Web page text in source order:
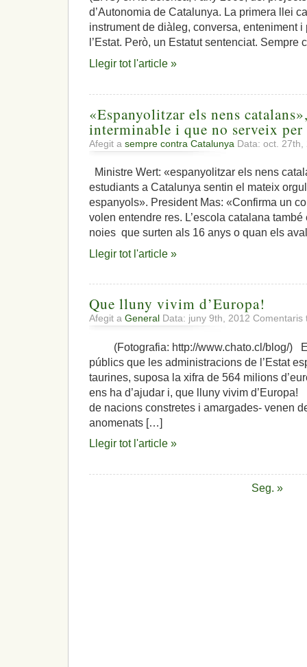
que
Mas
‘no’
ser
raciocini
i
d’Autonomia de Catalunya. La primera llei
instrument de diàleg, conversa, enteniment
l’Estat. Però, un Estatut sentenciat.
Llegir tot l'article »
«Espanyolitzar els nens
interminable i que no serveix per
Afegit a sempre contra Catalunya Data: oct.
Ministre Wert: «espanyolitzar els nens
estudiants a Catalunya sentin el mateix
espanyols». President Mas: «Confirma un
volen entendre res. L’escola catalana
noies que surten als 16 anys o quan els
Llegir tot l'article »
Que lluny vivim d’Europa!
Afegit a General Data: juny 9th, 2012 Comentaris
(Fotografia: http://www.chato.cl/blog/)
públics que les administracions de l’Estat
taurines, suposa la xifra de 564 milions
ens ha d’ajudar i, que lluny vivim
de nacions constretes i amargades- venen
anomenats […]
Llegir tot l'article »
Seg. »